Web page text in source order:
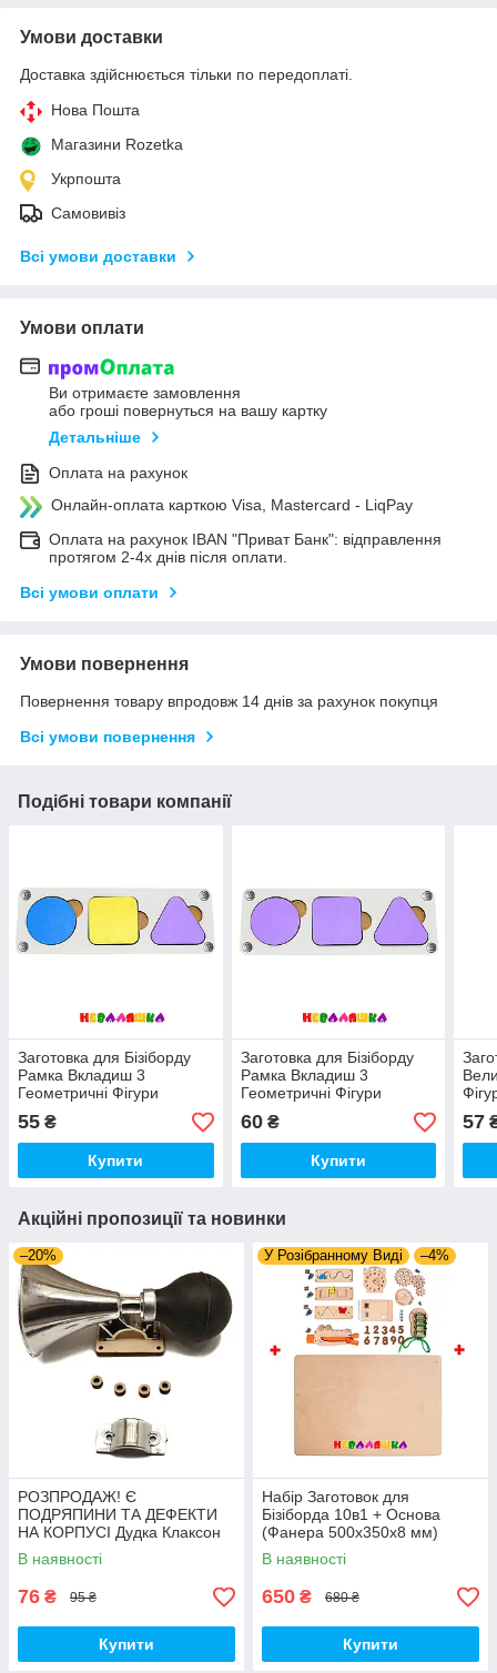
Умови доставки
Доставка здійснюється тільки по передоплаті.
Нова Пошта
Магазини Rozetka
Укрпошта
Самовивіз
Всі умови доставки
Умови оплати
Ви отримаєте замовлення
або гроші повернуться на вашу картку
Детальніше
Оплата на рахунок
Онлайн-оплата карткою Visa, Mastercard - LiqPay
Оплата на рахунок IBAN "Приват Банк": відправлення
протягом 2-4х днів після оплати.
Всі умови оплати
Умови повернення
Повернення товару впродовж 14 днів за рахунок покупця
Всі умови повернення
Подібні товари компанії
Заготовка для Бізіборду
Рамка Вкладиш 3
Геометричні Фігури
Різнокольорова 20 см,
Геометрика Сортер для
Бізікуба
55 ₴
Купити
Заготовка для Бізіборду
Рамка Вкладиш 3
Геометричні Фігури
Ліловий Колір 20 см,
Геометрика Сортер для
Бізікуба
60₴
Купити
57
Акційні пропозиції та новинки
–20%
РОЗПРОДАЖ! Є
ПОДРЯПИНИ ТА ДЕФЕКТИ
НА КОРПУСІ Дудка Клаксон
для Велосипедів 14 см Фа-
Фа Пластик + Гума
В наявності
76 ₴ 95 ₴
Купити
У Розібранному Виді –4%
Набір Заготовок для
Бізіборда 10в1 + Основа
(Фанера 500x350x8 мм)
Базові Деталі, Весь Комплект
- Собери Сам
В наявності
650 ₴ 680 ₴
Купити